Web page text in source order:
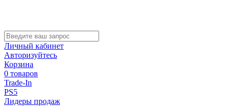
Личный кабинет
Авторизуйтесь
Корзина
0 товаров
Trade-In
PS5
Лидеры продаж